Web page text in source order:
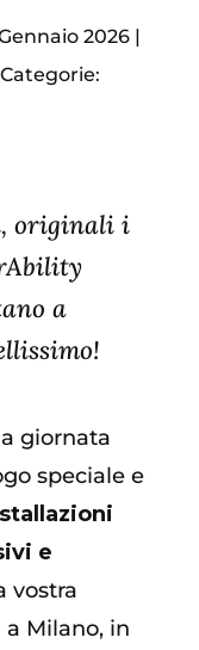
2026|
Categorie:
originali i
a
!
giornata
speciale e
e
vostra
a Milano, in